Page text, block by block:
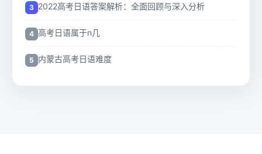
2022高考日语答案解析：全面回顾与深入分析
高考日语属于n几
内蒙古高考日语难度